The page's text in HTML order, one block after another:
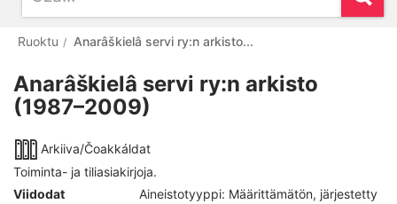
Page Nord
Ruoktu Anarâškielâ servi ry:n arkisto...
Anarâškielâ servi ry:n arkisto
(1987–2009)
Arkiiva/Čoakkáldat
Toiminta- ja tiliasiakirjoja.
Viidodat
Aineistotyyppi: Määrittämätön, järjestetty